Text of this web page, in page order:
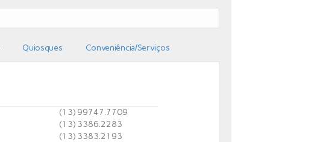
Quiosques Conveniência/Serviços
(13) 99747.7709
(13) 3386.2283
(13) 3383.2193